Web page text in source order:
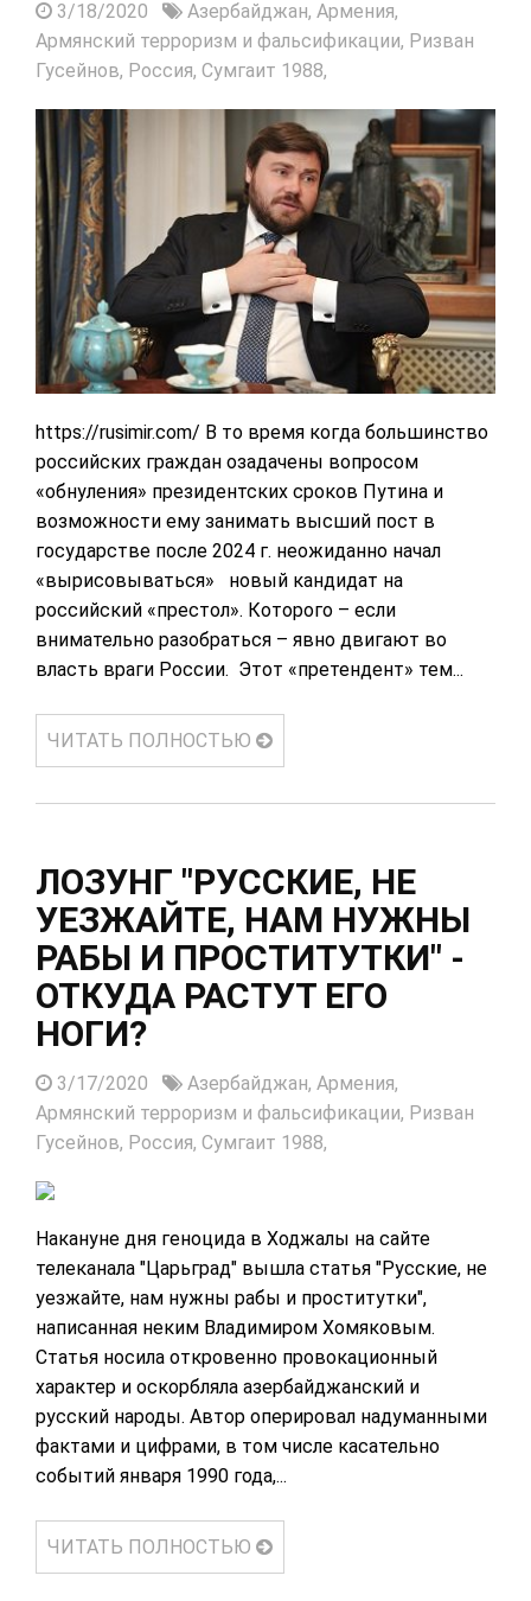
3/18/2020 Азербайджан, Армения,
Армянский терроризм и фальсификации, Ризван
Гусейнов, Россия, Сумгаит 1988,
https://rusimir.com/ В то время когда большинство
российских граждан озадачены вопросом
«обнуления» президентских сроков Путина и
возможности ему занимать высший пост в
государстве после 2024 г. неожиданно начал
«вырисовываться» новый кандидат на
российский «престол». Которого – если
внимательно разобраться – явно двигают во
власть враги России. Этот «претендент» тем...
ЧИТАТЬ ПОЛНОСТЬЮ
ЛОЗУНГ "РУССКИЕ, НЕ
УЕЗЖАЙТЕ, НАМ НУЖНЫ
РАБЫ И ПРОСТИТУТКИ" -
ОТКУДА РАСТУТ ЕГО
НОГИ?
3/17/2020 Азербайджан, Армения,
Армянский терроризм и фальсификации, Ризван
Гусейнов, Россия, Сумгаит 1988,
Накануне дня геноцида в Ходжалы на сайте
телеканала "Царьград" вышла статья "Русские, не
уезжайте, нам нужны рабы и проститутки",
написанная неким Владимиром Хомяковым.
Статья носила откровенно провокационный
характер и оскорбляла азербайджанский и
русский народы. Автор оперировал надуманными
фактами и цифрами, в том числе касательно
событий января 1990 года,...
ЧИТАТЬ ПОЛНОСТЬЮ